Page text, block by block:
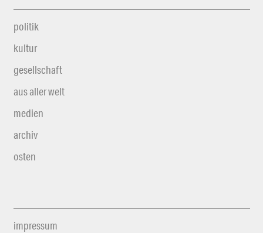
politik
kultur
gesellschaft
aus aller welt
medien
archiv
osten
impressum